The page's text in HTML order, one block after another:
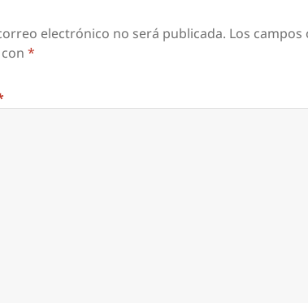
electrónico no será publicada. Los
con*